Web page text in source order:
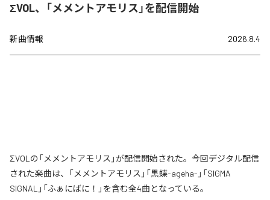
ΣVOL、「メメントアモリス」を配信開始
新曲情報 2026.8.4
ΣVOLの「メメントアモリス」が配信開始された。今回デジタル配信
された楽曲は、「メメントアモリス」「黒蝶-ageha-」「SIGMA
SIGNAL」「ふぁにばに！」を含む全4曲となっている。